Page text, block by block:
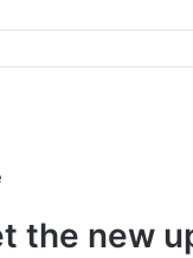
the new